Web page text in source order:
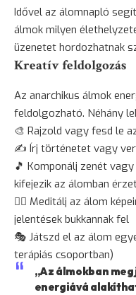
Idővel az álomnapló
álmok milyen
üzenetet hordozhatnak
Kreatív feldolgozás
Az anarchikus álmok
feldolgozható. Néhány
🎨 Rajzold vagy fesd le
✍️ Írj történetet vagy
🎵 Komponálj zenét
kifejezik az álomban
🧘‍♀️ Meditálj az álom
jelentések bukkannak fel
🎭 Játszd el az álom
terápiás csoportban)
„Az álmokban
energiává